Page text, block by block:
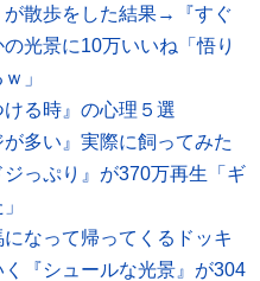
が散歩をした結果→『すぐ
光景に10万いいね「悟り
」
る時』の心理５選
多い』実際に飼ってみた
っぷり』が370万再生「ギ
なって帰ってくるドッキ
『シュールな光景』が304